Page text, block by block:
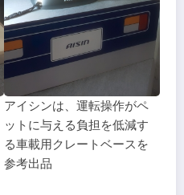
アイシンは、運転操作がペ
ットに与える負担を低減す
る車載用クレートベースを
参考出品